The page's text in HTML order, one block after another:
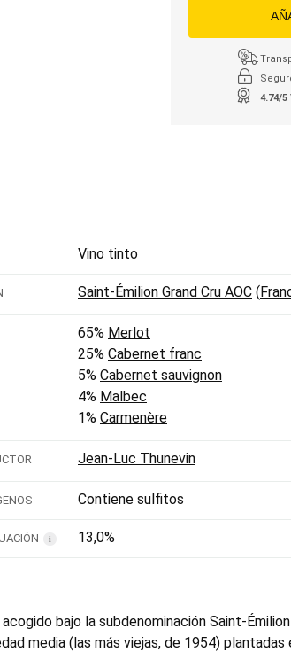
4.74/5
Vino tinto
Saint-Émilion Grand Cru AOC (
65% Merlot
25% Cabernet franc
5% Cabernet sauvignon
4% Malbec
1% Carmenère
Jean-Luc Thunevin
Contiene sulfitos
i 13,0%
bajo la subdenominación Saint-
media (las más viejas, de 1954)